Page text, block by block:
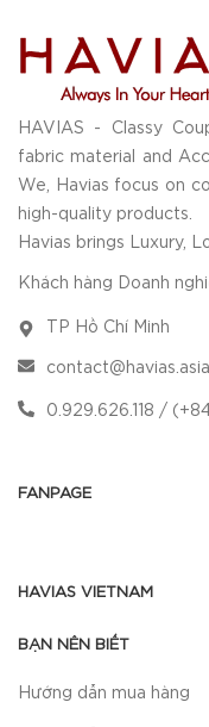
HAVIAS - Classy
fabric material and
We, Havias focus on
high-quality products.
Havias brings Luxury,
Khách hàng Doanh
TP Hồ Chí Minh
contact@havias.asia
0.929.626.118 /
FANPAGE
HAVIAS VIETNAM
BẠN NÊN BIẾT
Hướng dẫn mua hàng